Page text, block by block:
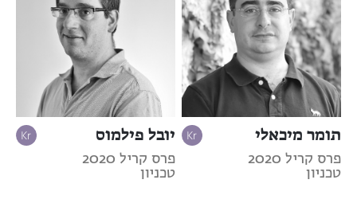
תומר מיכאלי
פרס קריל 2020
טכניון
יובל פילמוס
פרס קריל 2020
טכניון